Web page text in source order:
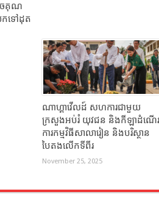
ចគុណ
កទៅដុត
ណាហ្គាវើលដ៍ សហការជាមួយ
ក្រសួងអប់រំ យុវជន និងកីឡាដំណើរ
ការកម្មវិធីសាលារៀន និងបរិស្ថាន
បៃតងលើកទីពីរ
November 25, 2025